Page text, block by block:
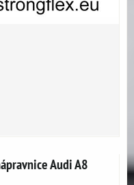
Audi A8